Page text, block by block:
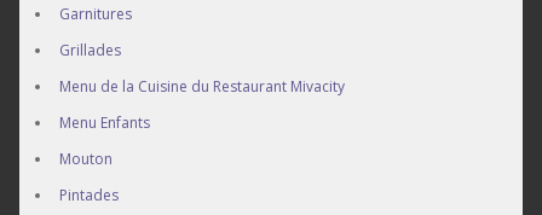
Meilleurs plat de
Poulet Bicyclette +
Garnitures
Grillades
Menu de la Cuisine du Restaurant Mivacity
Menu Enfants
Mouton
Pintades